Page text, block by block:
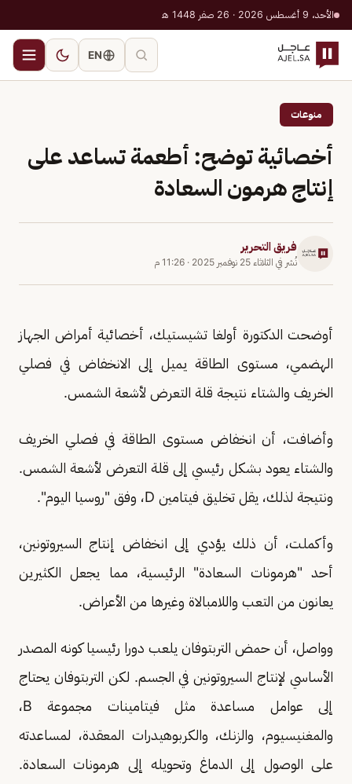
الأحد، 9 أغسطس 2026 · 26 صفر 1448 هـ
EN
منوعات
أخصائية توضح: أطعمة تساعد على
إنتاج هرمون السعادة
فريق التحرير
نُشر في الثلاثاء 25 نوفمبر 2025 · 11:26 م
أوضحت الدكتورة أولغا تشيستيك، أخصائية أمراض الجهاز
الهضمي، مستوى الطاقة يميل إلى الانخفاض في فصلي
الخريف والشتاء نتيجة قلة التعرض لأشعة الشمس.
وأضافت، أن انخفاض مستوى الطاقة في فصلي الخريف
والشتاء يعود بشكل رئيسي إلى قلة التعرض لأشعة الشمس.
ونتيجة لذلك، يقل تخليق فيتامين D، وفق "روسيا اليوم".
وأكملت، أن ذلك يؤدي إلى انخفاض إنتاج السيروتونين،
أحد "هرمونات السعادة" الرئيسية، مما يجعل الكثيرين
يعانون من التعب واللامبالاة وغيرها من الأعراض.
وواصل، أن حمض التربتوفان يلعب دورا رئيسيا كونه المصدر
الأساسي لإنتاج السيروتونين في الجسم. لكن التربتوفان يحتاج
إلى عوامل مساعدة مثل فيتامينات مجموعة B،
والمغنيسيوم، والزنك، والكربوهيدرات المعقدة، لمساعدته
على الوصول إلى الدماغ وتحويله إلى هرمونات السعادة.